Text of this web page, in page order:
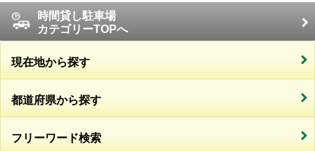
時間貸し駐車場
カテゴリーTOPへ
現在地から探す
都道府県から探す
フリーワード検索